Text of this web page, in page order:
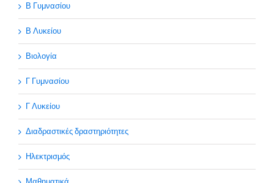
Β Γυμνασίου
Β Λυκείου
Βιολογία
Γ Γυμνασίου
Γ Λυκείου
Διαδραστικές δραστηριότητες
Ηλεκτρισμός